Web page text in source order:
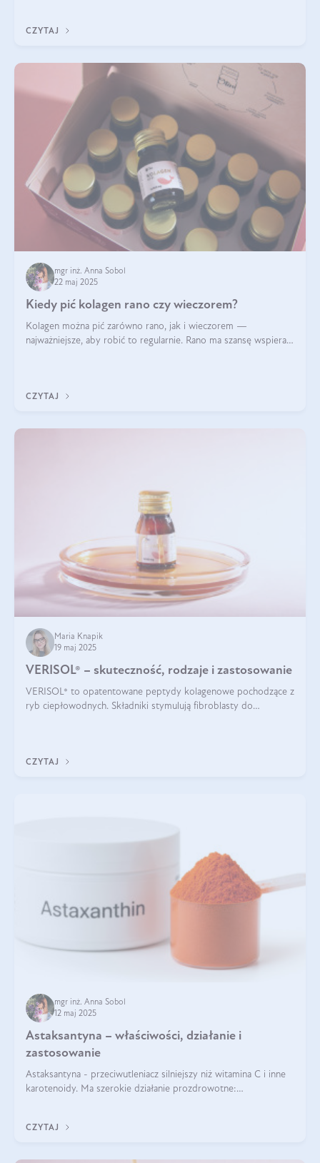
CZYTAJ
mgr inż. Anna Sobol
22 maj 2025
Kiedy pić kolagen rano czy wieczorem?
Kolagen można pić zarówno rano, jak i wieczorem —
najważniejsze, aby robić to regularnie. Rano ma szansę wspierać
CZYTAJ
Maria Knapik
19 maj 2025
VERISOL® – skuteczność, rodzaje i zastosowanie
VERISOL® to opatentowane peptydy kolagenowe pochodzące z
ryb ciepłowodnych. Składniki stymulują fibroblasty do
CZYTAJ
mgr inż. Anna Sobol
12 maj 2025
Astaksantyna – właściwości, działanie i
zastosowanie
Astaksantyna - przeciwutleniacz silniejszy niż witamina C i inne
karotenoidy. Ma szerokie działanie prozdrowotne:
CZYTAJ